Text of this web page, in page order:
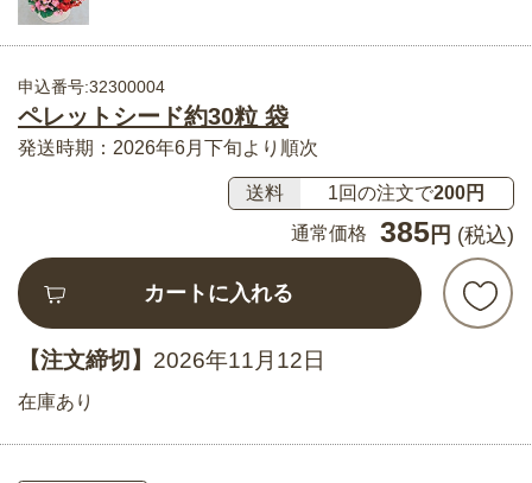
申込番号:32300004
ペレットシード約30粒 袋
発送時期：2026年6月下旬より順次
送料 1回の注文で200円
通常価格
385 円 (税込)
カートに入れる
【注文締切】 2026年11月12日
在庫あり